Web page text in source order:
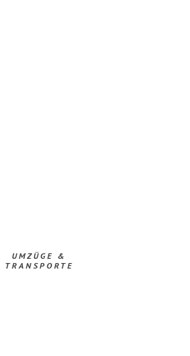
UMZÜGE &
TRANSPORTE